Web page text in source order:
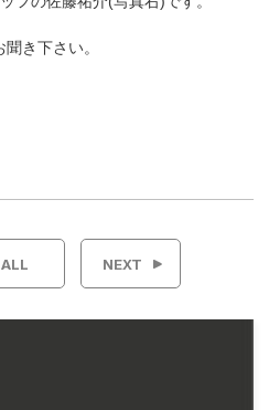
き下さい。
ALL NEXT